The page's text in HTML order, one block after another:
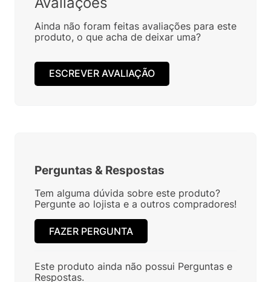
Ainda não foram feitas avaliações para este
produto, o que acha de deixar uma?
ESCREVER AVALIAÇÃO
Perguntas & Respostas
Tem alguma dúvida sobre este produto?
Pergunte ao lojista e a outros compradores!
FAZER PERGUNTA
Este produto ainda não possui Perguntas e
Respostas.